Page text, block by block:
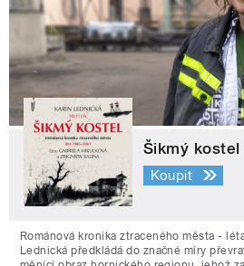
Šikmý kostel
Koupit
Románová kronika ztraceného města -
Lednická předkládá do značné míry